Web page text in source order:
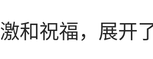
激和祝福，展开